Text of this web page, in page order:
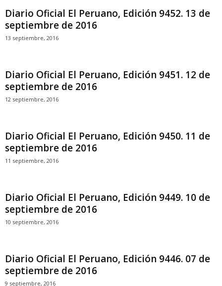
Diario Oficial El Peruano, Edición 9452. 13 de
septiembre de 2016
13 septiembre, 2016
Diario Oficial El Peruano, Edición 9451. 12 de
septiembre de 2016
12 septiembre, 2016
Diario Oficial El Peruano, Edición 9450. 11 de
septiembre de 2016
11 septiembre, 2016
Diario Oficial El Peruano, Edición 9449. 10 de
septiembre de 2016
10 septiembre, 2016
Diario Oficial El Peruano, Edición 9446. 07 de
septiembre de 2016
9 septiembre, 2016